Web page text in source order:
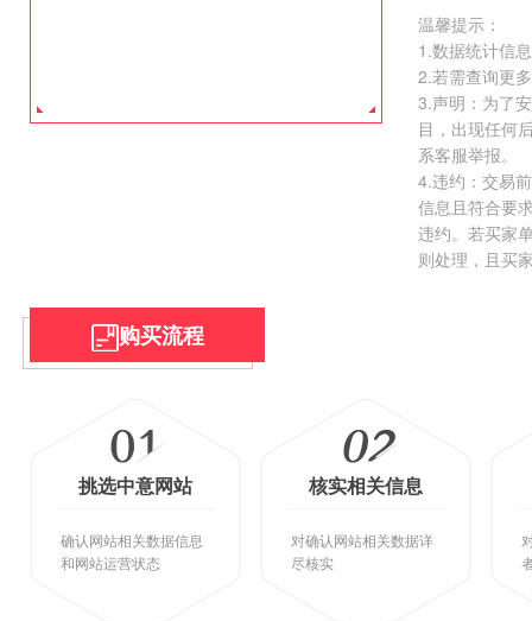
温馨提示：
1.数据统计信
2.若需查询更
3.声明：为了
目，出现任何
系客服举报。
4.违约：交易
信息且符合要
违约。若买家
则处理，且买
去看看 >
购买流程
挑选中意网站
确认网站相关数据信息
和网站运营状态
核实相关信息
对确认网站相关数据详
尽核实